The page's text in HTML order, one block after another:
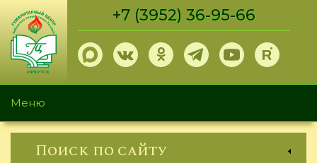
Перейти
основному
содержанию
+7 (3952) 36-95-66
Меню
Поиск по сайту